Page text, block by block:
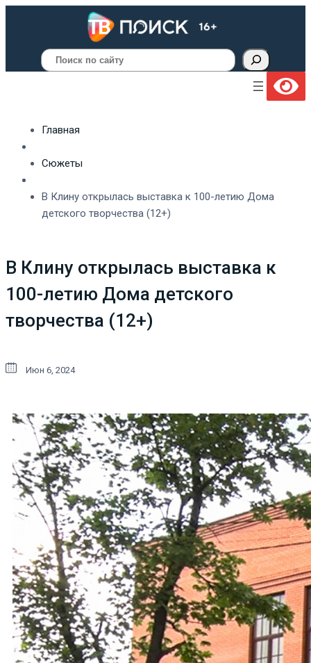
Поиск
Главная
Сюжеты
В Клину открылась выставка к 100-летию Дома
детского творчества (12+)
В Клину открылась выставка к
100-летию Дома детского
творчества (12+)
Июн 6, 2024